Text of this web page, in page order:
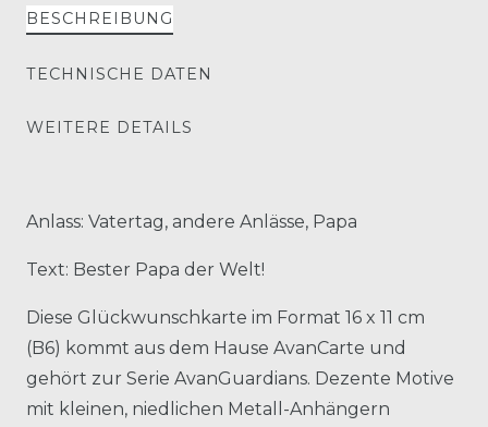
BESCHREIBUNG
TECHNISCHE DATEN
WEITERE DETAILS
Anlass: Vatertag, andere Anlässe, Papa
Text: Bester Papa der Welt!
Diese Glückwunschkarte im Format 16 x 11 cm
(B6) kommt aus dem Hause AvanCarte und
gehört zur Serie AvanGuardians. Dezente Motive
mit kleinen, niedlichen Metall-Anhängern